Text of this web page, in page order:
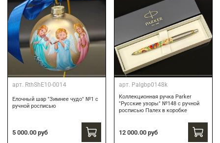
арт. RthShE10-0014
Елочный шар "Зимнее чудо" №1 с
ручной росписью
5 000.00 руб
арт. Palgbp0148k
Коллекционная ручка Parker
"Русские узоры" №148 с ручной
росписью Палех в коробке
12 000.00 руб